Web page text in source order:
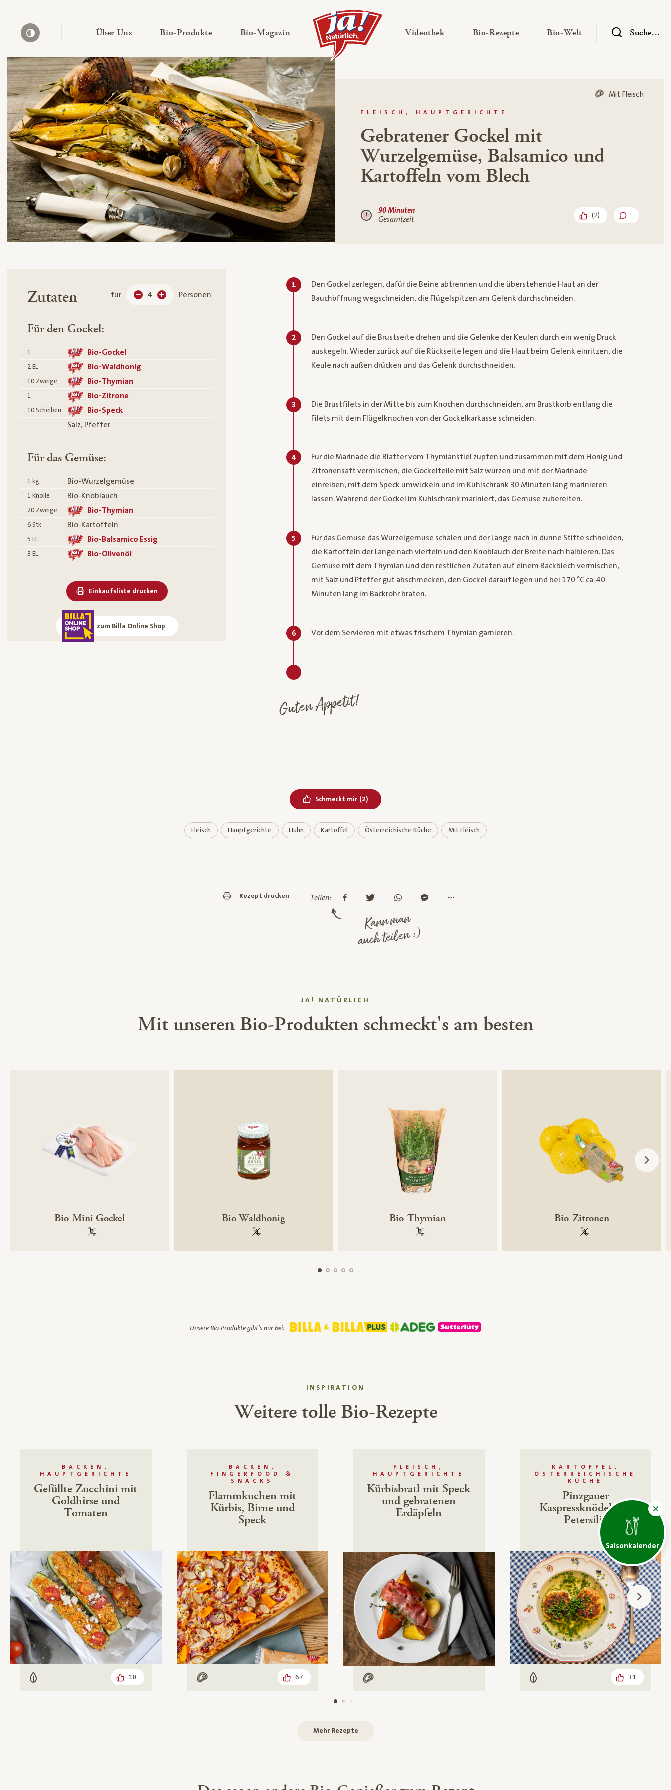
Über Uns— Untermenü ausklappen
Bio-Produkte— Untermenü ausklappen
Bio-Magazin — Untermenü ausklappen Videothek— Untermenü ausklappen
Bio-Rezepte— Untermenü ausklappen
Bio-Welt — UntermenüSuche...
Saisonkalender
FLEISCH, HAUPTGERICHTE
Mit Fleisch
Gebratener Gockel mit
Wurzelgemüse, Balsamico und
Kartoffeln vom Blech
90 Minuten
Gesamtzeit
(2)
Zutaten für 4 Personen
Für den Gockel:
1 Bio-Gockel
2 EL Bio-Waldhonig
10 Zweige Bio-Thymian
1 Bio-Zitrone
10 Scheiben
Bio-Speck
Salz, Pfeffer
Für das Gemüse:
1 kg Bio-Wurzelgemüse
1 Knolle Bio-Knoblauch
20 Zweige Bio-Thymian
6 Stk Bio-Kartoffeln
5 EL Bio-Balsamico Essig
3 EL Bio-Olivenöl
Einkaufsliste drucken
zum Billa Online Shop
1
Den Gockel zerlegen, dafür die Beine abtrennen und die überstehende Haut an der
Bauchöffnung wegschneiden, die Flügelspitzen am Gelenk durchschneiden.
2
Den Gockel auf die Brustseite drehen und die Gelenke der Keulen durch ein wenig Druck
auskegeln. Wieder zurück auf die Rückseite legen und die Haut beim Gelenk einritzen, die
Keule nach außen drücken und das Gelenk durchschneiden.
3
Die Brustfilets in der Mitte bis zum Knochen durchschneiden, am Brustkorb entlang die
Filets mit dem Flügelknochen von der Gockelkarkasse schneiden.
4
Für die Marinade die Blätter vom Thymianstiel zupfen und zusammen mit dem Honig und
Zitronensaft vermischen, die Gockelteile mit Salz würzen und mit der Marinade
einreiben, mit dem Speck umwickeln und im Kühlschrank 30 Minuten lang marinieren
lassen. Während der Gockel im Kühlschrank mariniert, das Gemüse zubereiten.
5
Für das Gemüse das Wurzelgemüse schälen und der Länge nach in dünne Stifte schneiden,
die Kartoffeln der Länge nach vierteln und den Knoblauch der Breite nach halbieren. Das
Gemüse mit dem Thymian und den restlichen Zutaten auf einem Backblech vermischen,
mit Salz und Pfeffer gut abschmecken, den Gockel darauf legen und bei 170 °C ca. 40
Minuten lang im Backrohr braten.
6 Vor dem Servieren mit etwas frischem Thymian garnieren.
Guten Appetit!
Schmeckt mir Bereits geliked
(2)
Fleisch Hauptgerichte Huhn Kartoffel Österreichische Küche Mit Fleisch
Rezept drucken Teilen:
Kann man
auch teilen :)
JA! NATÜRLICH
Mit unseren Bio-Produkten schmeckt's am besten
Bio-Mini Gockel
100 % gentechnikfrei
Bio Waldhonig
100 % gentechnikfrei
Bio-Thymian
100 % gentechnikfrei
Bio-Zitronen
100 % gentechnikfrei
Unsere Bio-Produkte gibt's nur bei:
INSPIRATION
Weitere tolle Bio-Rezepte
BACKEN,
HAUPTGERICHTE
Gefüllte Zucchini mit
Goldhirse und
Tomaten
Vegetarisch 18
BACKEN,
FINGERFOOD &
SNACKS
Flammkuchen mit
Kürbis, Birne und
Speck
Mit Fleisch 67
FLEISCH,
HAUPTGERICHTE
Kürbisbratl mit Speck
und gebratenen
Erdäpfeln
Mit Fleisch
KARTOFFEL,
ÖSTERREICHISCHE
KÜCHE
Pinzgauer
Kaspressknödel mit
Petersilie
Vegetarisch 31
Mehr Rezepte